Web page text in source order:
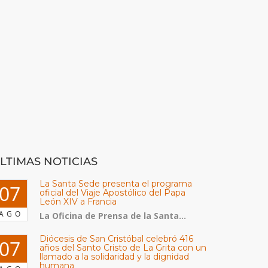
NOTICIAS
La Santa Sede presenta el programa
oficial del Viaje Apostólico del Papa
León XIV a Francia
La Oficina de Prensa de la Santa...
Diócesis de San Cristóbal celebró 416
años del Santo Cristo de La Grita con un
llamado a la solidaridad y la dignidad
humana